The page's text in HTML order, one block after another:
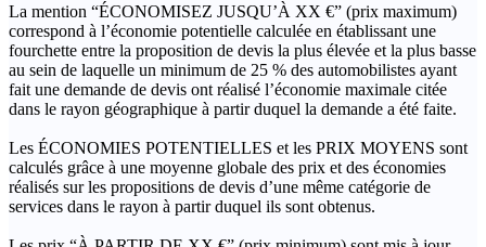
La mention “ÉCONOMISEZ JUSQU’À XX €” (prix maximum)
correspond à l’économie potentielle calculée en établissant une
fourchette entre la proposition de devis la plus élevée et la plus basse
au sein de laquelle un minimum de 25 % des automobilistes ayant
fait une demande de devis ont réalisé l’économie maximale citée
dans le rayon géographique à partir duquel la demande a été faite.
Les ÉCONOMIES POTENTIELLES et les PRIX MOYENS sont
calculés grâce à une moyenne globale des prix et des économies
réalisés sur les propositions de devis d’une même catégorie de
services dans le rayon à partir duquel ils sont obtenus.